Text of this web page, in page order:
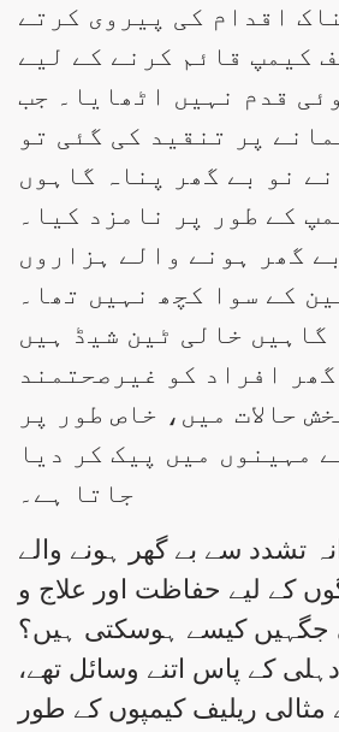
اقدام کی پیروی کرتے
کیمپ قائم کرنے کے لیے
قدم نہیں اٹھایا۔ جب
پر تنقید کی گئی تو
نو بے گھر پناہ گاہوں
کے طور پر نامزد کیا۔
گھر ہونے والے ہزاروں
کے سوا کچھ نہیں تھا۔
گاہیں خالی ٹین شیڈ ہیں
افراد کو غیرصحتمند
حالات میں، خاص طور پر
مہینوں میں پیک کر دیا
جاتا ہے۔
تشدد سے بے گھر ہونے والے
کے لیے حفاظت اور علاج و
جگہیں کیسے ہوسکتی ہیں؟
کے پاس اتنے وسائل تھے،
ریلیف کیمپوں کے طور